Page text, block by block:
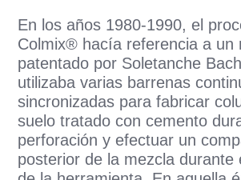
En los años 1980-1990, el
Colmix® hacía referencia a un
patentado por Soletanche
utilizaba varias barrenas
sincronizadas para fabricar
suelo tratado con cemento
perforación y efectuar un
posterior de la mezcla durante